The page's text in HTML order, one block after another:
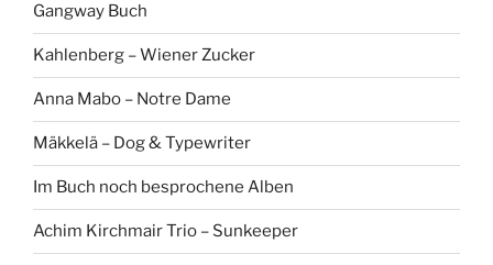
Gangway Buch
Kahlenberg – Wiener Zucker
Anna Mabo – Notre Dame
Mäkkelä – Dog & Typewriter
Im Buch noch besprochene Alben
Achim Kirchmair Trio – Sunkeeper